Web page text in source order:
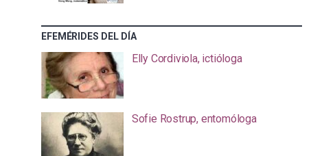
EFEMÉRIDES DEL DÍA
Elly Cordiviola, ictióloga
Sofie Rostrup, entomóloga